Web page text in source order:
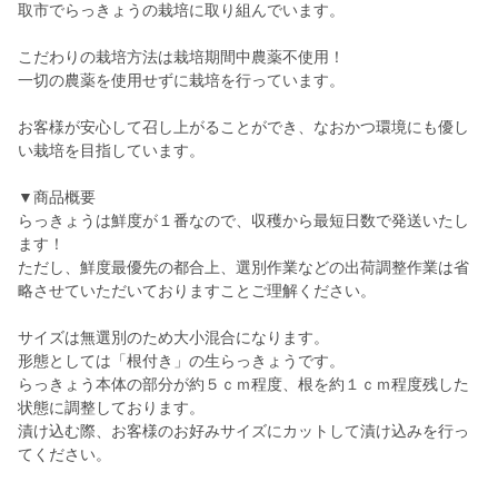
取市でらっきょうの栽培に取り組んでいます。
こだわりの栽培方法は栽培期間中農薬不使用！
一切の農薬を使用せずに栽培を行っています。
お客様が安心して召し上がることができ、なおかつ環境にも優し
い栽培を目指しています。
▼商品概要
らっきょうは鮮度が１番なので、収穫から最短日数で発送いたし
ます！
ただし、鮮度最優先の都合上、選別作業などの出荷調整作業は省
略させていただいておりますことご理解ください。
サイズは無選別のため大小混合になります。
形態としては「根付き」の生らっきょうです。
らっきょう本体の部分が約５ｃｍ程度、根を約１ｃｍ程度残した
状態に調整しております。
漬け込む際、お客様のお好みサイズにカットして漬け込みを行っ
てください。